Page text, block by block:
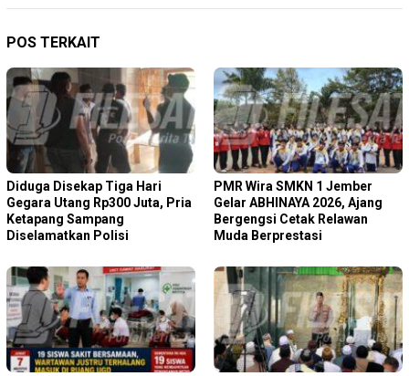
POS TERKAIT
Diduga Disekap Tiga Hari
Gegara Utang Rp300 Juta, Pria
Ketapang Sampang
Diselamatkan Polisi
PMR Wira SMKN 1 Jember
Gelar ABHINAYA 2026, Ajang
Bergengsi Cetak Relawan
Muda Berprestasi